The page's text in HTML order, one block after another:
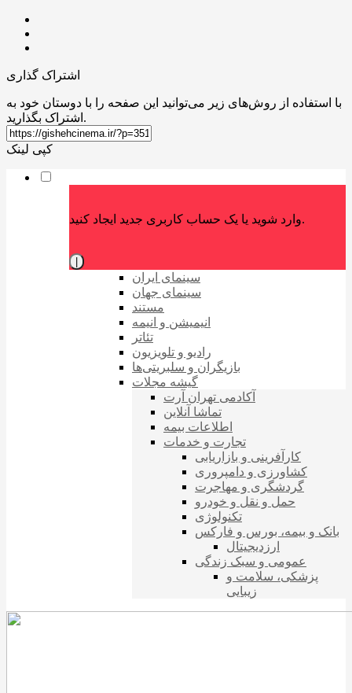
اشتراک گذاری
با استفاده از روش‌های زیر می‌توانید این صفحه را با دوستان خود به
اشتراک بگذارید.
کپی لینک
وارد شوید یا یک حساب کاربری جدید ایجاد کنید.
سینمای ایران
سینمای جهان
مستند
انیمیشن و انیمه
تئاتر
رادیو و تلویزیون
بازیگران و سلبریتی‌ها
گیشه مجلات
آکادمی تهران آرت
تماشا آنلاین
اطلاعات بیمه
تجارت و خدمات
کارآفرینی و بازاریابی
کشاورزی و دامپروری
گردشگری و مهاجرت
حمل و نقل و خودرو
تکنولوژی
بانک و بیمه، بورس و فارکس
ارزدیجیتال
عمومی و سبک زندگی
پزشکی، سلامت و
زیبایی